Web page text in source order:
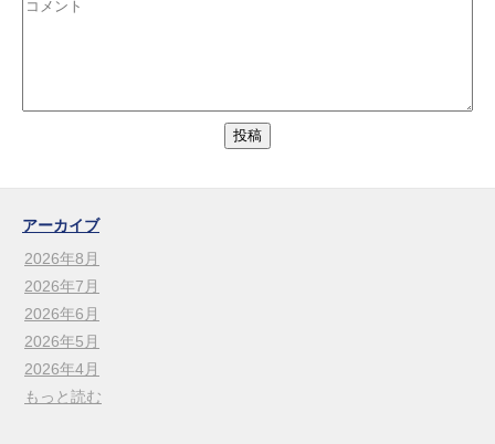
アーカイブ
2026年8月
2026年7月
2026年6月
2026年5月
2026年4月
もっと読む